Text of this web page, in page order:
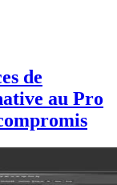
de
au Pro